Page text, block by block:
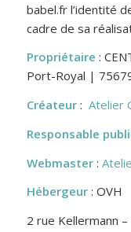
babel.fr l’identité
cadre de sa
Propriétaire :
Port-Royal |
Créateur: Atelier
Responsable
Webmaster:
Hébergeur: OVH
2 rue Kellermann